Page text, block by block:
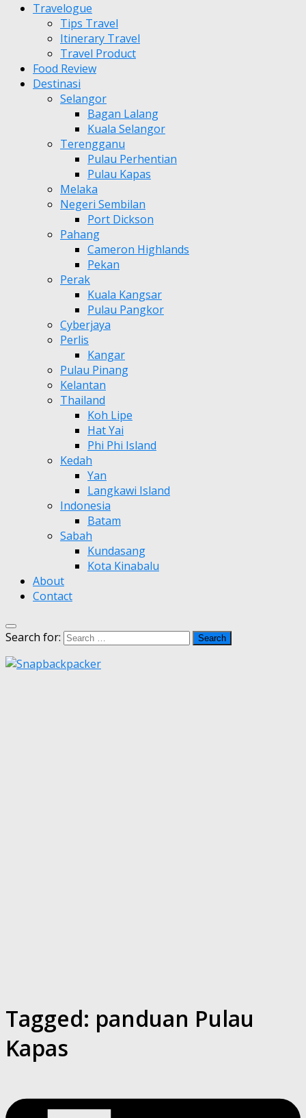
Travelogue
Tips Travel
Itinerary Travel
Travel Product
Food Review
Destinasi
Selangor
Bagan Lalang
Kuala Selangor
Terengganu
Pulau Perhentian
Pulau Kapas
Melaka
Negeri Sembilan
Port Dickson
Pahang
Cameron Highlands
Pekan
Perak
Kuala Kangsar
Pulau Pangkor
Cyberjaya
Perlis
Kangar
Pulau Pinang
Kelantan
Thailand
Koh Lipe
Hat Yai
Phi Phi Island
Kedah
Yan
Langkawi Island
Indonesia
Batam
Sabah
Kundasang
Kota Kinabalu
About
Contact
Search for:
Tagged: panduan Pulau
Kapas